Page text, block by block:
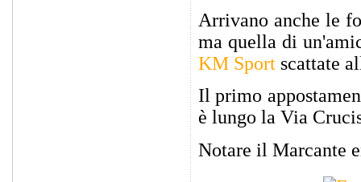
Arrivano anche le
ma quella di
KM Sport scattate
Il primo
è lungo la Via
Notare il Marcante